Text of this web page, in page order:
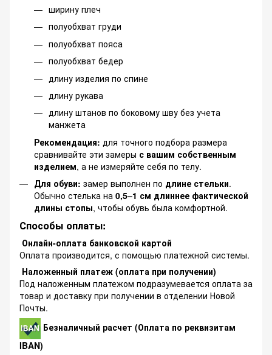
ширину плеч
полуобхват груди
полуобхват пояса
полуобхват бедер
длину изделия по спине
длину рукава
длину штанов по боковому шву без учета
манжета
Рекомендация: для точного подбора размера
сравнивайте эти замеры с вашим собственным
изделием, а не измеряйте себя по телу.
Для обуви: замер выполнен по длине стельки.
Обычно стелька на 0,5–1 см длиннее фактической
длины стопы, чтобы обувь была комфортной.
Способы оплаты:
Онлайн-оплата банковской картой
Оплата производится, с помощью платежной системы.
Наложенный платеж (оплата при получении)
Под наложенным платежом подразумевается оплата за
товар и доставку при получении в отделении Новой
Почты.
Безналичный расчет (Оплата по реквизитам
IBAN)